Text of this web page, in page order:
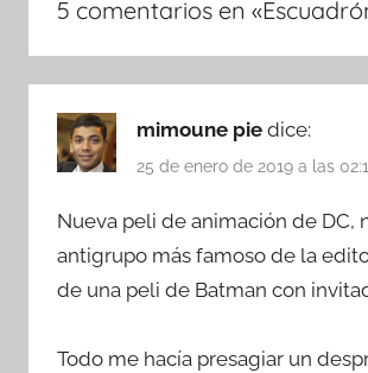
5 comentarios en «
mimoune pie dice:
25 de enero de 2019 a las
Nueva peli de animación de DC,
antigrupo más famoso de la
de una peli de Batman con
Todo me hacía presagiar un